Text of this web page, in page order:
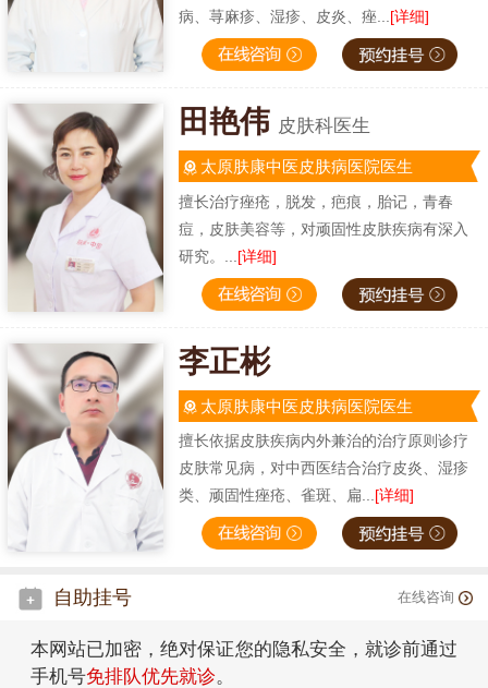
病、荨麻疹、湿疹、皮炎、痤... [详细]
田艳伟 皮肤科医生
太原肤康中医皮肤病医院医生
擅长治疗痤疮，脱发，疤痕，胎记，青春
痘，皮肤美容等，对顽固性皮肤疾病有深入
研究。... [详细]
李正彬
太原肤康中医皮肤病医院医生
擅长依据皮肤疾病内外兼治的治疗原则诊疗
皮肤常见病，对中西医结合治疗皮炎、湿疹
类、顽固性痤疮、雀斑、扁...[详细]
自助挂号 在线咨询
本网站已加密，绝对保证您的隐私安全，就诊前通过
手机号免排队优先就诊。